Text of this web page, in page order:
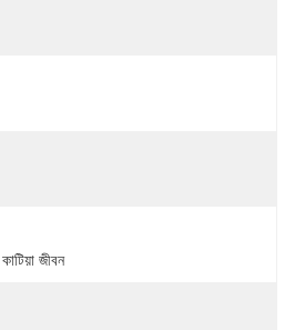
জীবন